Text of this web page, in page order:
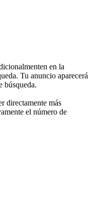
en la
Tu anuncio aparecerá
búsqueda.
directamente más
el número de